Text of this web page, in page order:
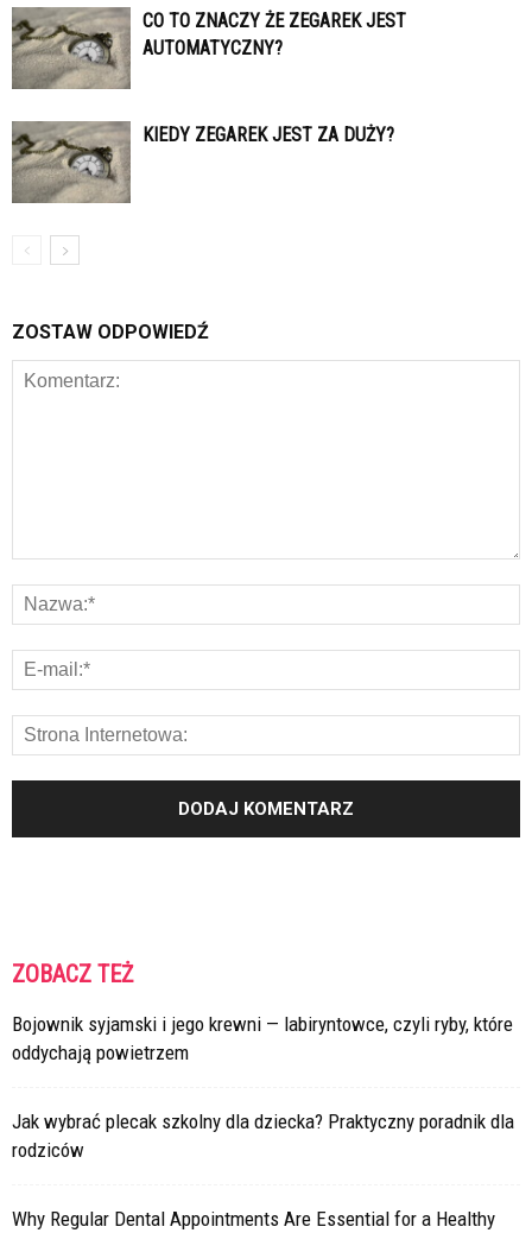
CO TO ZNACZY ŻE ZEGAREK JEST
AUTOMATYCZNY?
KIEDY ZEGAREK JEST ZA DUŻY?
ZOSTAW ODPOWIEDŹ
ZOBACZ TEŻ
Bojownik syjamski i jego krewni — labiryntowce, czyli ryby, które
oddychają powietrzem
Jak wybrać plecak szkolny dla dziecka? Praktyczny poradnik dla
rodziców
Why Regular Dental Appointments Are Essential for a Healthy